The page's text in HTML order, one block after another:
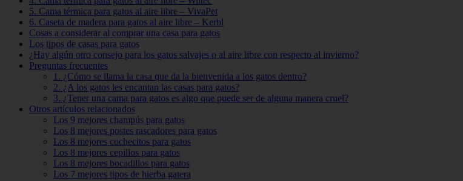
5. Cama térmica para gatos al aire libre – VivaPet
6. Caseta de madera para gatos al aire libre – Kerbl
Cosas a considerar al comprar una casa para gatos
Los tipos de casas para gatos
¿Hay algún otro consejo para los gatos salvajes o al aire libre con respecto al invierno?
Preguntas frecuentes
1. ¿Cómo se llama la casa que da la bienvenida a los gatos dentro?
2. ¿A los gatos les encantan las casas para gatos?
3. ¿Tener una cama para gatos es algo que puede ser de alguna manera cruel?
Otros artículos relacionados
Los 9 mejores champús para gatos
Los 8 mejores postes rascadores para gatos
Los 8 mejores cochecitos para gatos
Los 8 mejores cepillos para gatos
Los 8 mejores bocadillos para gatos
Los 7 mejores tipos de hierba gatera